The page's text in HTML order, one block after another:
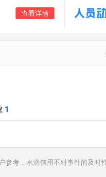
查看详情
1
考，水滴信用不对事件的及